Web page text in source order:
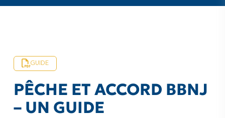
GUIDE
PÊCHE ET ACCORD BBNJ
– UN GUIDE